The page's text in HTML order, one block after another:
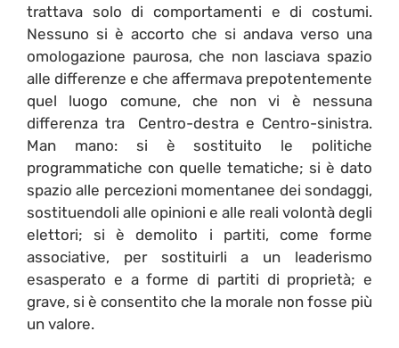
trattava solo di comportamenti e di costumi.
Nessuno si è accorto che si andava verso una
omologazione paurosa, che non lasciava spazio
alle differenze e che affermava prepotentemente
quel luogo comune, che non vi è nessuna
differenza tra Centro-destra e Centro-sinistra.
Man mano: si è sostituito le politiche
programmatiche con quelle tematiche; si è dato
spazio alle percezioni momentanee dei sondaggi,
sostituendoli alle opinioni e alle reali volontà degli
elettori; si è demolito i partiti, come forme
associative, per sostituirli a un leaderismo
esasperato e a forme di partiti di proprietà; e
grave, si è consentito che la morale non fosse più
un valore.